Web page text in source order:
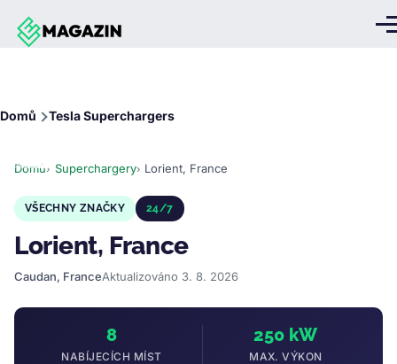
Přejít k hlavnímu obsahu
Domů Tesla Superchargers
Domů Superchargery Lorient, France
VŠECHNY ZNAČKY 24/7
Lorient, France
Caudan, FranceAktualizováno 3. 8. 2026
8
NABÍJECÍCH MÍST
250 kW
MAX. VÝKON